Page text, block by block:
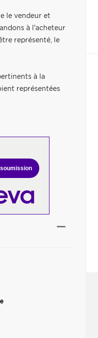
le vendeur et
à l'acheteur
représenté, le
à la
représentées